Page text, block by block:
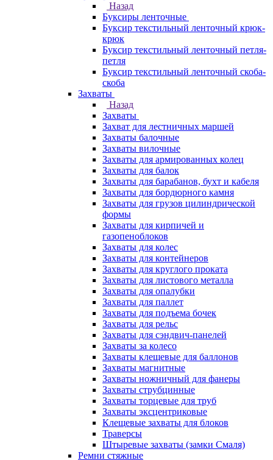
Назад
Буксиры ленточные
Буксир текстильный ленточный крюк-
крюк
Буксир текстильный ленточный петля-
петля
Буксир текстильный ленточный скоба-
скоба
Захваты
Назад
Захваты
Захват для лестничных маршей
Захваты балочные
Захваты вилочные
Захваты для армированных колец
Захваты для балок
Захваты для барабанов, бухт и кабеля
Захваты для бордюрного камня
Захваты для грузов цилиндрической
формы
Захваты для кирпичей и
газопеноблоков
Захваты для колес
Захваты для контейнеров
Захваты для круглого проката
Захваты для листового металла
Захваты для опалубки
Захваты для паллет
Захваты для подъема бочек
Захваты для рельс
Захваты для сэндвич-панелей
Захваты за колесо
Захваты клещевые для баллонов
Захваты магнитные
Захваты ножничный для фанеры
Захваты струбцинные
Захваты торцевые для труб
Захваты эксцентриковые
Клещевые захваты для блоков
Траверсы
Штыревые захваты (замки Смаля)
Ремни стяжные